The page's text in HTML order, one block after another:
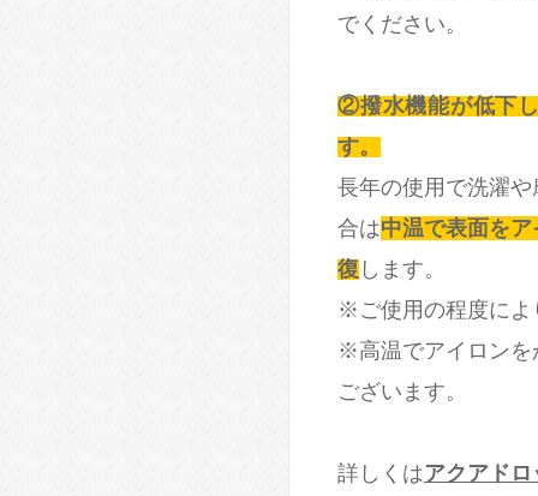
でください。
②撥水機能が低下
す。
長年の使用で洗濯
合は中温で表面を
復 します。
※ご使用の程度によ
※高温でアイロンを
ございます。
詳しくはアクアド